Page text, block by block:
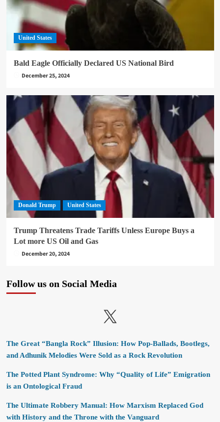
United States
Bald Eagle Officially Declared US National Bird
December 25, 2024
Donald Trump United States
Trump Threatens Trade Tariffs Unless Europe Buys a
Lot more US Oil and Gas
December 20, 2024
Follow us on Social Media
X
The Great “Bangla Rock” Illusion: How Pop-Ballads, Bootlegs,
and Adhunik Melodies Were Sold as a Rock Revolution
The Potted Plant Syndrome: Why “Quality of Life” Emigration
is an Ontological Fraud
The Ultimate Robbery Manual: How Marxism Replaced God
with History and the Throne with the Vanguard